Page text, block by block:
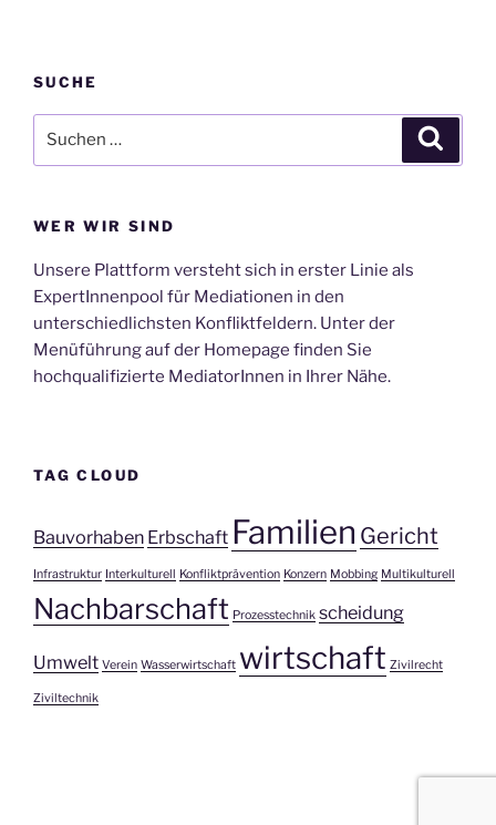
SUCHE
nach:
WER WIR SIND
Unsere Plattform versteht sich in erster Linie als
ExpertInnenpool für Mediationen in den
unterschiedlichsten Konfliktfeldern. Unter der
Menüführung auf der Homepage finden Sie
hochqualifizierte MediatorInnen in Ihrer Nähe.
TAG CLOUD
Bauvorhaben Erbschaft Familien Gericht
Infrastruktur Interkulturell Konfliktprävention Konzern Mobbing Multikulturell
Nachbarschaft Prozesstechnik scheidung
Umwelt Verein Wasserwirtschaft wirtschaft Zivilrecht
Ziviltechnik